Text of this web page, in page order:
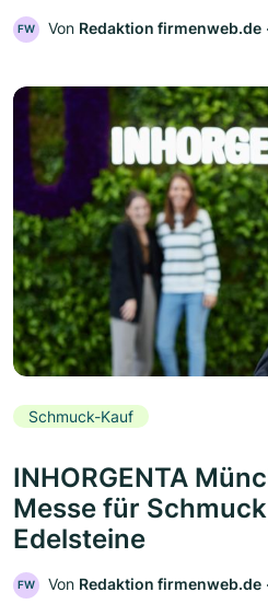
FW Von Redaktion firmenweb.de ‧
Schmuck-Kauf
INHORGENTA
Messe für
Edelsteine
FW Von Redaktion firmenweb.de ‧